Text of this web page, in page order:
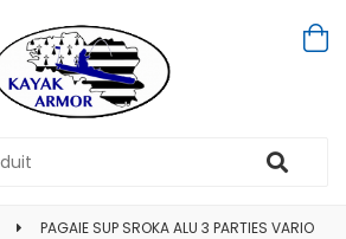
PAGAIE SUP SROKA ALU 3 PARTIES VARIO